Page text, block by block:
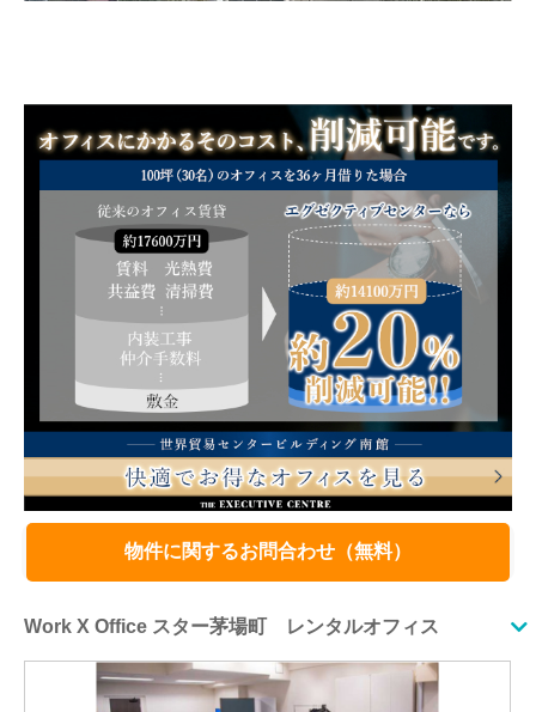
物件に関するお問合わせ（無料）
Work X Office スター茅場町 レンタルオフィス